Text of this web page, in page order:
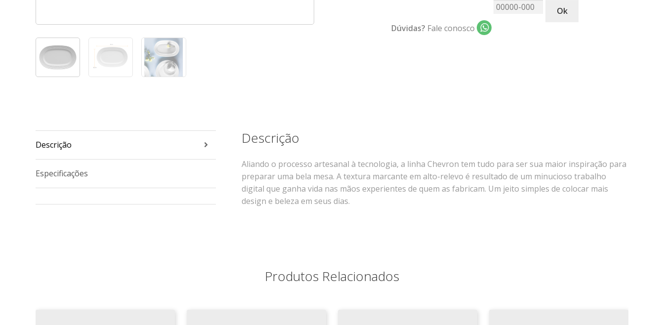
Dúvidas? Fale conosco
Ok
Descrição
Especificações
Descrição
Aliando o processo artesanal à tecnologia, a linha Chevron tem tudo para ser sua maior inspiração para
preparar uma bela mesa. A textura marcante em alto-relevo é resultado de um minucioso trabalho
digital que ganha vida nas mãos experientes de quem as fabricam. Um jeito simples de colocar mais
design e beleza em seus dias.
Produtos Relacionados